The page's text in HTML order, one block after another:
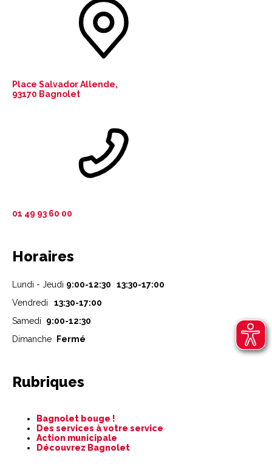
Place Salvador Allende,
93170 Bagnolet
01 49 93 60 00
Horaires
Lundi - Jeudi 9:00-12:30 13:30-17:00
Vendredi
13:30-17:00
Samedi 9:00-12:30
Dimanche
Fermé
Rubriques
contenu
Bagnolet bouge !
Des services à votre service
Action municipale
Découvrez Bagnolet